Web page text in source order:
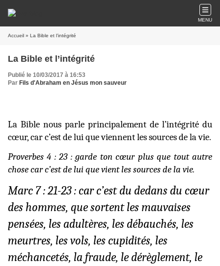
MENU
Accueil » La Bible et l’intégrité
La Bible et l’intégrité
Publié le 10/03/2017 à 16:53
Par Fils d'Abraham en Jésus mon sauveur
La Bible nous parle principalement de l’intégrité du
cœur, car c’est de lui que viennent les sources de la vie.
Proverbes 4 : 23 : garde ton cœur plus que tout autre
chose car c’est de lui que vient les sources de la vie.
Marc 7 : 21-23 : car c’est du dedans du cœur
des hommes, que sortent les mauvaises
pensées, les adultères, les débauchés, les
meurtres, les vols, les cupidités, les
méchancetés, la fraude, le dérèglement, le